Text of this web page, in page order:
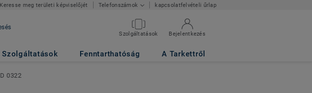
Keresse meg területi képviselőjét Telefonszámok kapcsolatfelvételi űrlap
Szolgáltatások Bejelentkezés
Szolgáltatások Fenntarthatóság A Tarkettről
SAND 0322
0322